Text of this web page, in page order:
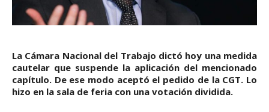
La Cámara Nacional del Trabajo dictó hoy una medida
cautelar que suspende la aplicación del mencionado
capítulo. De ese modo aceptó el pedido de la CGT. Lo
hizo en la sala de feria con una votación dividida.